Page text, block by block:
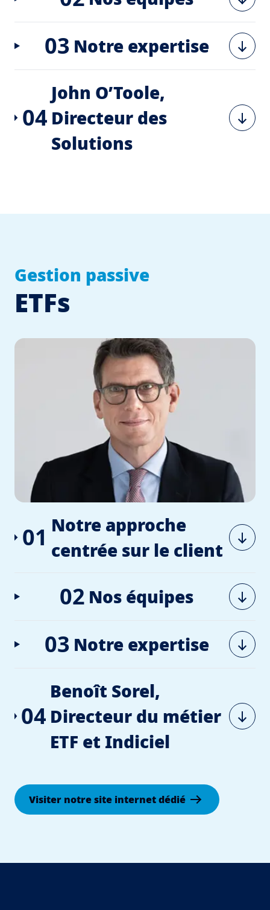
03 Notre expertise
04
John O’Toole,
Directeur des
Solutions
Gestion passive
ETFs
01 Notre approche
centrée sur le client
02 Nos équipes
03 Notre expertise
04
Benoît Sorel,
Directeur du métier
ETF et Indiciel
Visiter notre site internet dédié